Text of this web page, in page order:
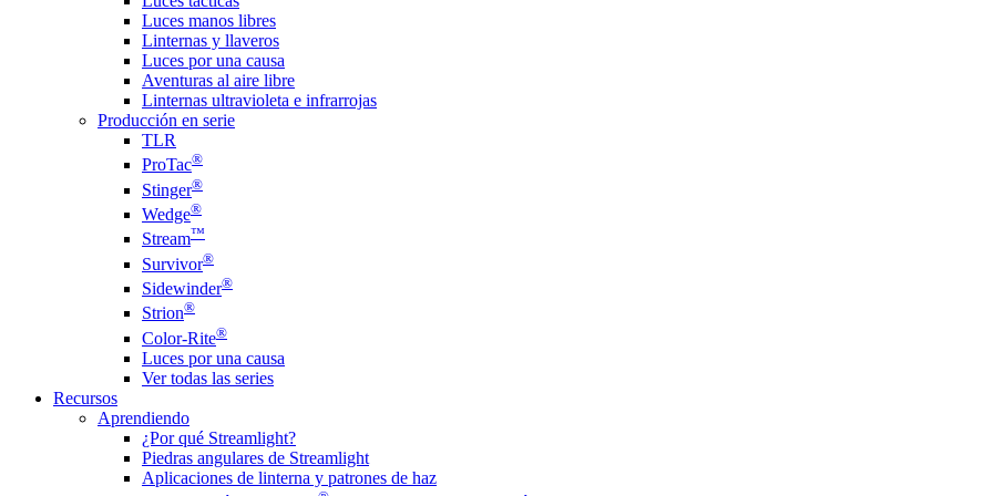
Luces manos libres
Linternas y llaveros
Luces por una causa
Aventuras al aire libre
Linternas ultravioleta e infrarrojas
Producción en serie
TLR
ProTac®
Stinger®
Wedge®
Stream™
Survivor®
Sidewinder®
Strion®
Color-Rite®
Luces por una causa
Ver todas las series
Recursos
Aprendiendo
¿Por qué Streamlight?
Piedras angulares de Streamlight
Aplicaciones de linterna y patrones de haz